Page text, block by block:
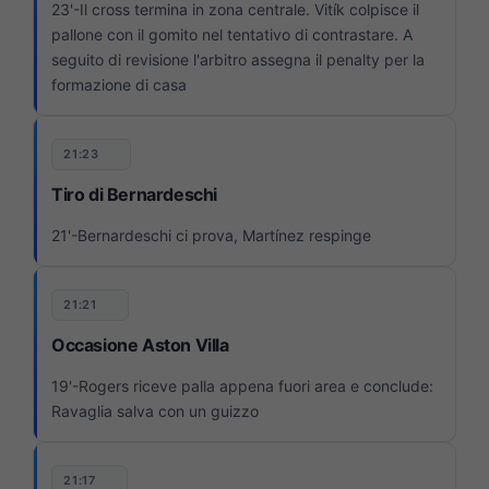
23'-Il cross termina in zona centrale. Vitík colpisce il
pallone con il gomito nel tentativo di contrastare. A
seguito di revisione l'arbitro assegna il penalty per la
formazione di casa
21:23
Tiro di Bernardeschi
21'-Bernardeschi ci prova, Martínez respinge
21:21
Occasione Aston Villa
19'-Rogers riceve palla appena fuori area e conclude:
Ravaglia salva con un guizzo
21:17